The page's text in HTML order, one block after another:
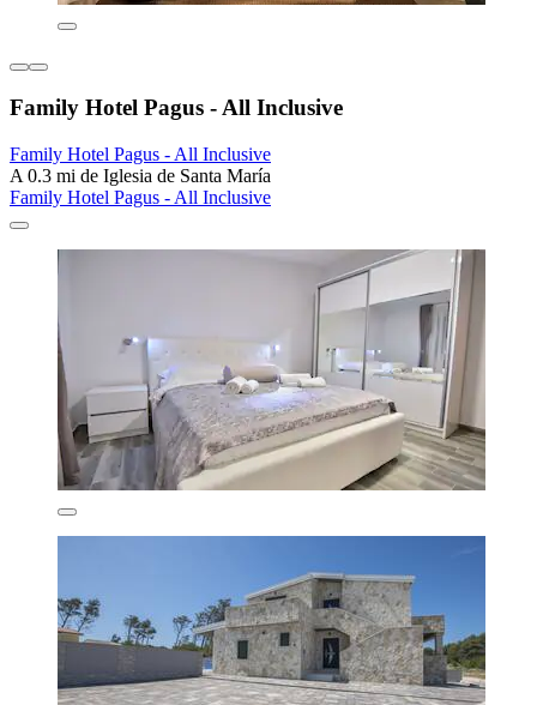
Family Hotel Pagus - All Inclusive
Family Hotel Pagus - All Inclusive
A 0.3 mi de Iglesia de Santa María
Family Hotel Pagus - All Inclusive